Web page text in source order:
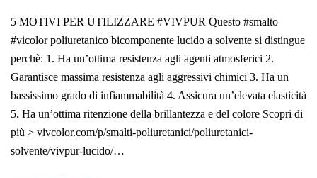
5 MOTIVI PER UTILIZZARE #VIVPUR Questo #smalto
#vicolor poliuretanico bicomponente lucido a solvente si distingue
perchè: 1. Ha un’ottima resistenza agli agenti atmosferici 2.
Garantisce massima resistenza agli aggressivi chimici 3. Ha un
bassissimo grado di infiammabilità 4. Assicura un’elevata elasticità
5. Ha un’ottima ritenzione della brillantezza e del colore Scopri di
più > vivcolor.com/p/smalti-poliuretanici/poliuretanici-
solvente/vivpur-lucido/…